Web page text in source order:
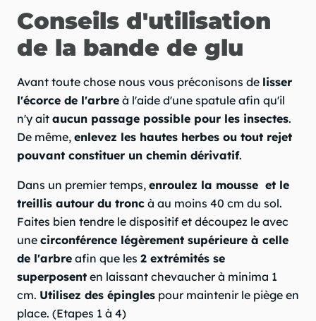
Conseils d'utilisation
de la bande de glu
Avant toute chose nous vous préconisons de lisser
l'écorce de l'arbre à l'aide d'une spatule afin qu'il
n'y ait aucun passage possible pour les insectes.
De même, enlevez les hautes herbes ou tout rejet
pouvant constituer un chemin dérivatif.
Dans un premier temps, enroulez la mousse et le
treillis autour du tronc à au moins 40 cm du sol.
Faites bien tendre le dispositif et découpez le avec
une circonférence légèrement supérieure à celle
de l'arbre afin que les 2 extrémités se
superposent en laissant chevaucher à minima 1
cm. Utilisez des épingles pour maintenir le piège en
place. (Etapes 1 à 4)